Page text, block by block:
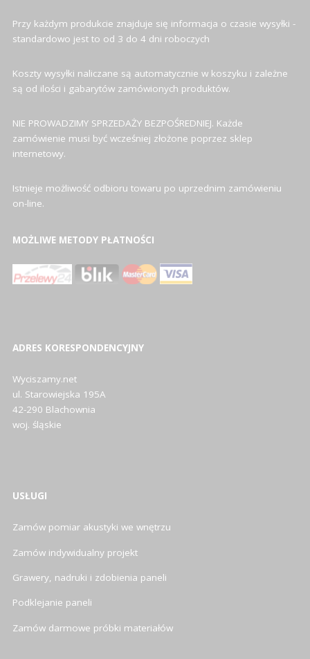
Przy każdym produkcie znajduje się informacja o czasie wysyłki -
standardowo jest to od 3 do 4 dni roboczych
Koszty wysyłki naliczane są automatycznie w koszyku i zależne
są od ilości i gabarytów zamówionych produktów.
NIE PROWADZIMY SPRZEDAŻY BEZPOŚREDNIEJ. Każde
zamówienie musi być wcześniej złożone poprzez sklep
internetowy.
Istnieje możliwość odbioru towaru po uprzednim zamówieniu
on-line.
MOŻLIWE METODY PŁATNOŚCI
ADRES KORESPONDENCYJNY
Wyciszamy.net
ul. Starowiejska 195A
42-290 Blachownia
woj. śląskie
USŁUGI
Zamów pomiar akustyki we wnętrzu
Zamów indywidualny projekt
Grawery, nadruki i zdobienia paneli
Podklejanie paneli
Zamów darmowe próbki materiałów